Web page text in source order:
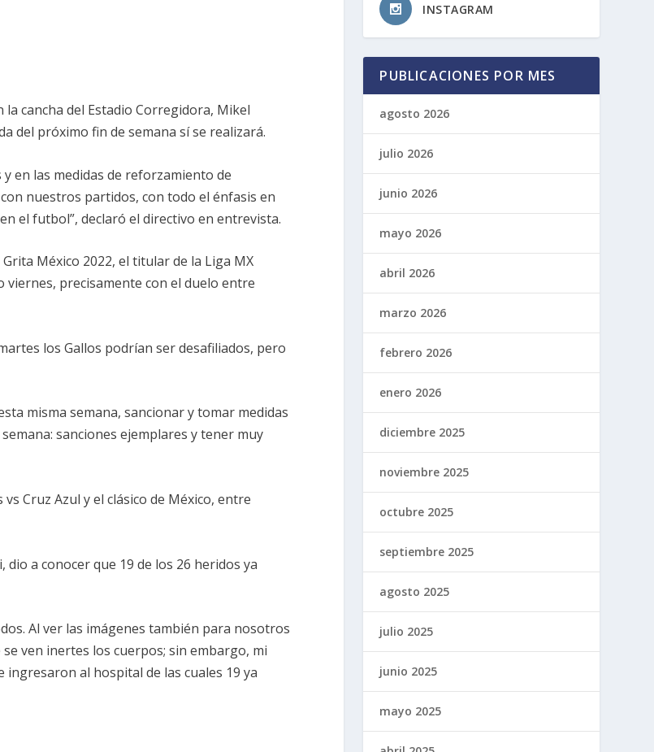
cancha del Estadio Corregidora, Mikel
del próximo fin de semana sí se realizará.
en las medidas de reforzamiento de
nuestros partidos, con todo el énfasis en
el futbol”, declaró el directivo en entrevista.
México 2022, el titular de la Liga MX
precisamente con el duelo entre
los Gallos podrían ser desafiliados, pero
misma semana, sancionar y tomar medidas
sanciones ejemplares y tener muy
Cruz Azul y el clásico de México, entre
a conocer que 19 de los 26 heridos ya
Al ver las imágenes también para nosotros
ven inertes los cuerpos; sin embargo, mi
ingresaron al hospital de las cuales 19 ya
INSTAGRAM
PUBLICACIONES POR MES
agosto 2026
julio 2026
junio 2026
mayo 2026
abril 2026
marzo 2026
febrero 2026
enero 2026
diciembre 2025
noviembre 2025
octubre 2025
septiembre 2025
agosto 2025
julio 2025
junio 2025
mayo 2025